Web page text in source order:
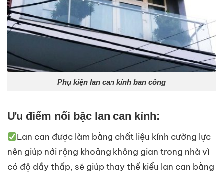
Phụ kiện lan can kính ban công
Ưu điểm nổi bậc lan can kính:
Lan can được làm bằng chất liệu kính cường lực
nên giúp nới rộng khoảng không gian trong nhà vì
có độ dầy thấp, sẽ giúp thay thế kiểu lan can bằng